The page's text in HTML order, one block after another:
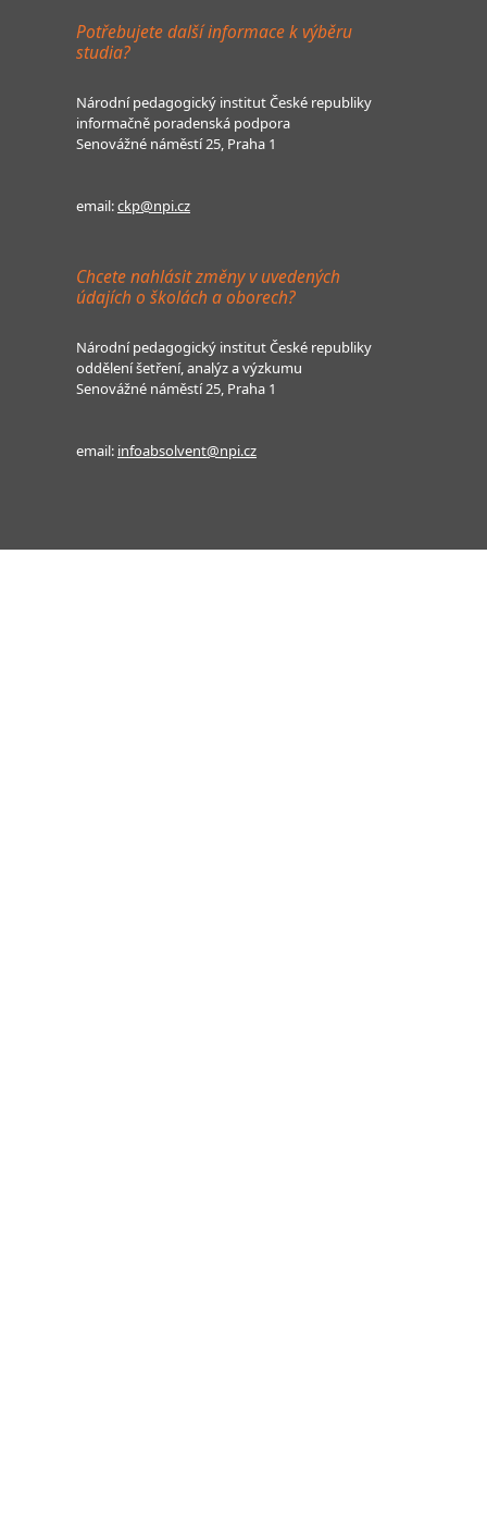
Potřebujete další informace k výběru
studia?
Národní pedagogický institut České republiky
informačně poradenská podpora
Senovážné náměstí 25, Praha 1
email:ckp@npi.cz
Chcete nahlásit změny v uvedených
údajích o školách a oborech?
Národní pedagogický institut České republiky
oddělení šetření, analýz a výzkumu
Senovážné náměstí 25, Praha 1
email: infoabsolvent@npi.cz